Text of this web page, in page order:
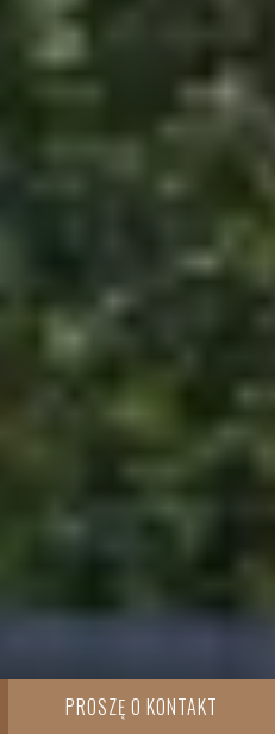
PROSZĘ O KONTAKT